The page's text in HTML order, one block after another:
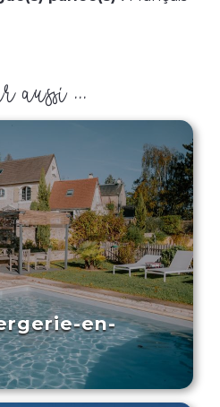
aussi ...
en-